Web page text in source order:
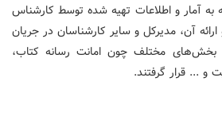
به آمار و اطلاعات تهیه شده توسط کارشناس
ارائه آن، مدیرکل و سایر کارشناسان در جریان
بخش‌های مختلف چون امانت رسانه کتاب،
و ... قرار گرفتند.